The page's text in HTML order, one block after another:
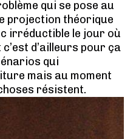
qui se pose au
projection théorique
irréductible le jour où
d’ailleurs pour ça
qui
mais au moment
résistent.